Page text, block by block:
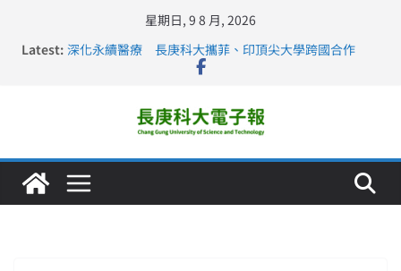
星期日, 9 8 月, 2026
Latest: 深化永續醫療 長庚科大攜菲、印頂尖大學跨國合作
長庚科大訪凱瑟醫療集團、美容學校收穫豐
仁德醫專與長庚科大締結策略聯盟 培育護理尖兵
長庚科大連四年穩居《遠見》醫學大學第5名 辦學實力再